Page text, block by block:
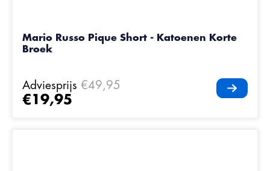
Mario Russo Pique Short - Katoenen Korte
Broek
Adviesprijs €49,95
€19,95